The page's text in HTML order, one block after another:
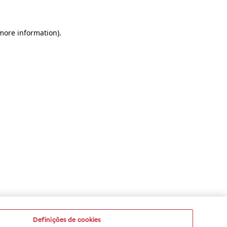
information).
Definições de cookies